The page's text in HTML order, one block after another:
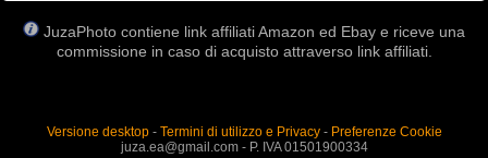
JuzaPhoto contiene link affiliati Amazon ed Ebay e riceve una
commissione in caso di acquisto attraverso link affiliati.
Versione desktop- Termini di utilizzo e Privacy- Preferenze Cookie
juza.ea@gmail.com - P. IVA 01501900334